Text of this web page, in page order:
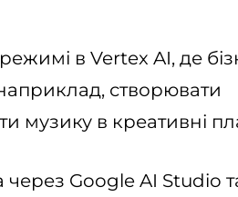
в Vertex AI, де
створювати
музику в креативні
Google AI Studio